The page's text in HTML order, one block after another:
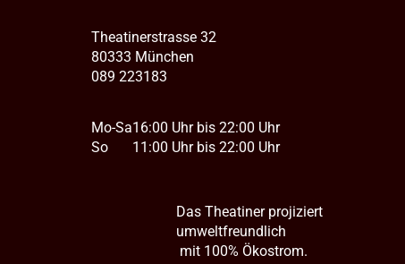
Theatinerstrasse 32
80333 München
089 223183
Mo-Sa
So
16:00 Uhr bis 22:00 Uhr
11:00 Uhr bis 22:00 Uhr
Das Theatiner projiziert
umweltfreundlich
mit 100% Ökostrom.